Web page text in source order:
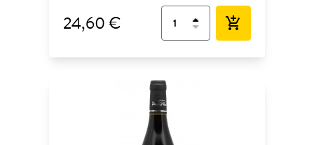
24,60 € add_shopping_cart